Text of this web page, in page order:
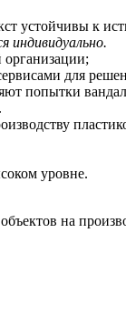
устойчивы к
индивидуально.
для
попытки
уровне.
на